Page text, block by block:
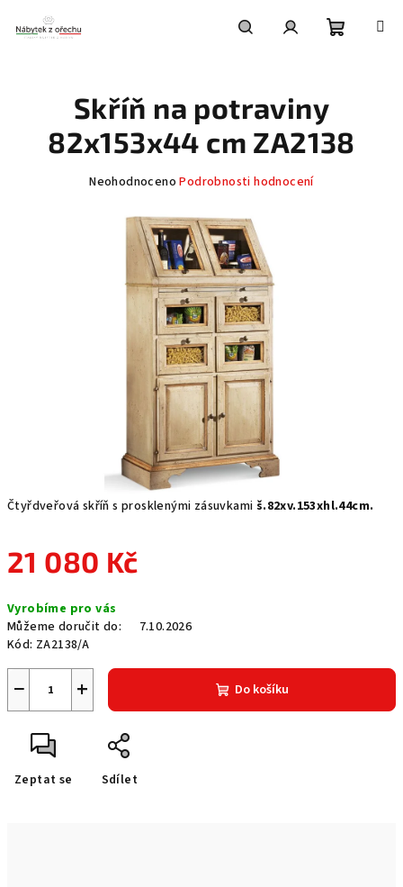
obsah
Čtyřdveřová skříň s prosklenými zásuvkami š.82xv.153xhl.44cm.
21 080 Kč
cena:
Vyrobíme pro vás
Můžeme doručit do:
7.10.2026
Kód: ZA2138/A
+
− Do košíku
Zeptat se Sdílet
Skříň na potraviny
82x153x44 cm ZA2138
Průměrné
produktu
Neohodnoceno Podrobnosti hodnocení